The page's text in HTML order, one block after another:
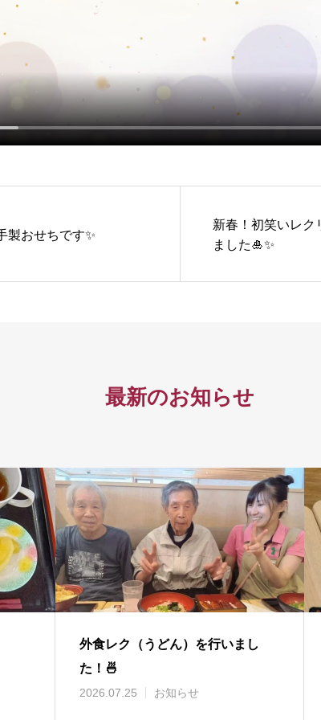
製おせちです✨
新春！初笑いレク
ました🎍✨
最新のお知らせ
外食レク（うどん）を行いまし
た！🍜
2026.07.25 お知らせ